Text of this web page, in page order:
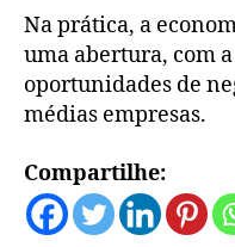
Na prática, a
uma abertura, com
oportunidades de
médias empresas.
Compartilhe: